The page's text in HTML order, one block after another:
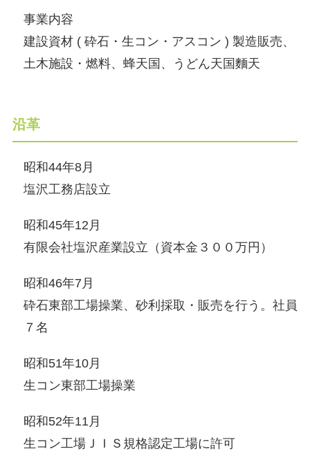
事業内容
建設資材 ( 砕石・生コン・アスコン ) 製造販売、
土木施設・燃料、蜂天国、うどん天国麵天
沿革
昭和44年8月
塩沢工務店設立
昭和45年12月
有限会社塩沢産業設立（資本金３００万円）
昭和46年7月
砕石東部工場操業、砂利採取・販売を行う。社員
７名
昭和51年10月
生コン東部工場操業
昭和52年11月
生コン工場ＪＩＳ規格認定工場に許可